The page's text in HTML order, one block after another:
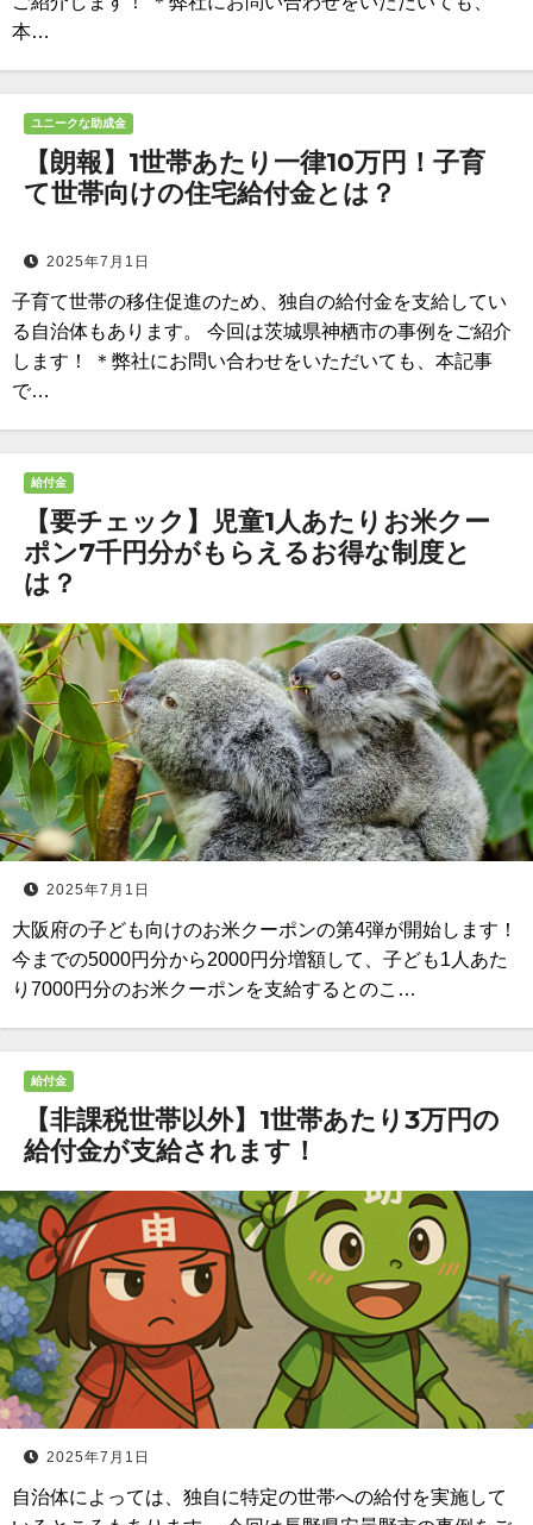
本…
ユニークな助成金
【朗報】1世帯あたり一律10万円！子育
て世帯向けの住宅給付金とは？
2025年7月1日
子育て世帯の移住促進のため、独自の給付金を支給してい
る自治体もあります。 今回は茨城県神栖市の事例をご紹介
します！ ＊弊社にお問い合わせをいただいても、本記事
で…
給付金
【要チェック】児童1人あたりお米クー
ポン7千円分がもらえるお得な制度と
は？
2025年7月1日
大阪府の子ども向けのお米クーポンの第4弾が開始します！
今までの5000円分から2000円分増額して、子ども1人あた
り7000円分のお米クーポンを支給するとのこ…
給付金
【非課税世帯以外】1世帯あたり3万円の
給付金が支給されます！
2025年7月1日
自治体によっては、独自に特定の世帯への給付を実施して